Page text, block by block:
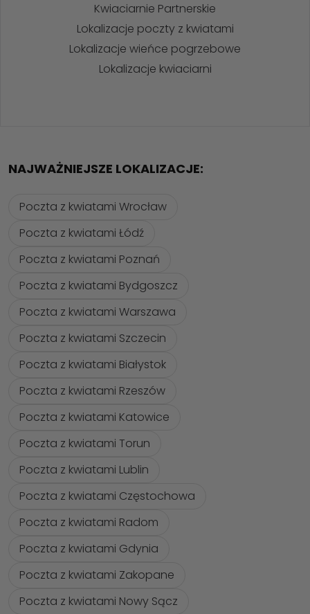
Kwiaciarnie Partnerskie
Lokalizacje poczty z kwiatami
Lokalizacje wieńce pogrzebowe
Lokalizacje kwiaciarni
NAJWAŻNIEJSZE LOKALIZACJE:
Poczta z kwiatami Wrocław
Poczta z kwiatami Łódź
Poczta z kwiatami Poznań
Poczta z kwiatami Bydgoszcz
Poczta z kwiatami Warszawa
Poczta z kwiatami Szczecin
Poczta z kwiatami Białystok
Poczta z kwiatami Rzeszów
Poczta z kwiatami Katowice
Poczta z kwiatami Torun
Poczta z kwiatami Lublin
Poczta z kwiatami Częstochowa
Poczta z kwiatami Radom
Poczta z kwiatami Gdynia
Poczta z kwiatami Zakopane
Poczta z kwiatami Nowy Sącz